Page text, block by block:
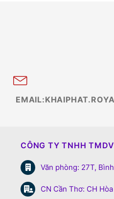
CÔNG TY TNHH
Văn phòng: 27T,
CN Cần Thơ: CH